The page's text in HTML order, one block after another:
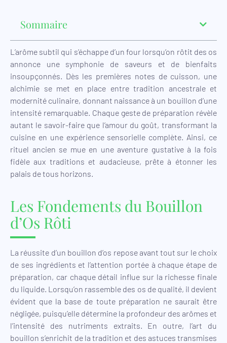
Sommaire
L’arôme subtil qui s’échappe d’un four lorsqu’on rôtit des os
annonce une symphonie de saveurs et de bienfaits
insoupçonnés. Dès les premières notes de cuisson, une
alchimie se met en place entre tradition ancestrale et
modernité culinaire, donnant naissance à un bouillon d’une
intensité remarquable. Chaque geste de préparation révèle
autant le savoir-faire que l’amour du goût, transformant la
cuisine en une expérience sensorielle complète. Ainsi, ce
rituel ancien se mue en une aventure gustative à la fois
fidèle aux traditions et audacieuse, prête à étonner les
palais de tous horizons.
Les Fondements du Bouillon
d’Os Rôti
La réussite d’un bouillon d’os repose avant tout sur le choix
de ses ingrédients et l’attention portée à chaque étape de
préparation, car chaque détail influe sur la richesse finale
du liquide. Lorsqu’on rassemble des os de qualité, il devient
évident que la base de toute préparation ne saurait être
négligée, puisqu’elle détermine la profondeur des arômes et
l’intensité des nutriments extraits. En outre, l’art du
bouillon s’enrichit de la tradition et des astuces transmises